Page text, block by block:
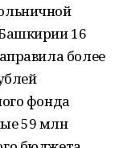
16
более
фонда
59 млн